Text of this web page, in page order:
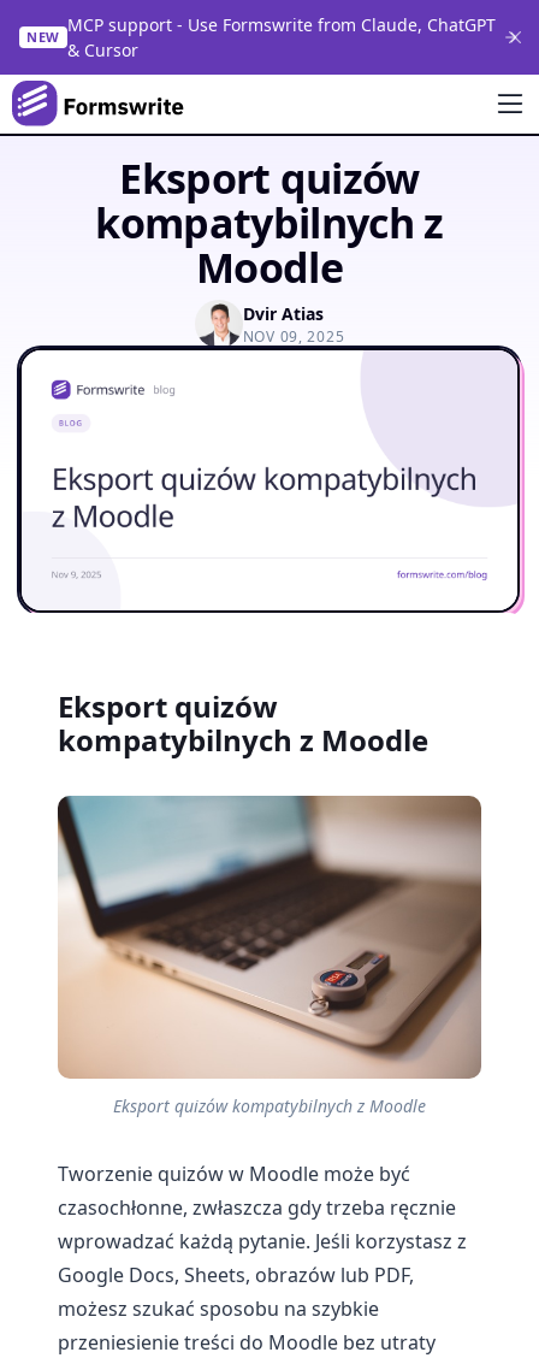
NEW
MCP support - Use Formswrite from Claude, ChatGPT
& Cursor
Eksport quizów
kompatybilnych z
Moodle
Dvir Atias
NOV 09, 2025
Eksport quizów
kompatybilnych z Moodle
Eksport quizów kompatybilnych z Moodle
Tworzenie quizów w Moodle może być
czasochłonne, zwłaszcza gdy trzeba ręcznie
wprowadzać każdą pytanie. Jeśli korzystasz z
Google Docs, Sheets, obrazów lub PDF,
możesz szukać sposobu na szybkie
przeniesienie treści do Moodle bez utraty